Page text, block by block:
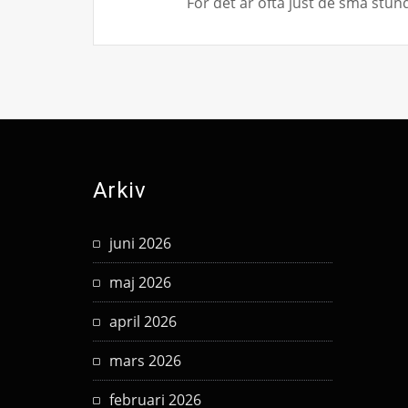
Arkiv
juni 2026
maj 2026
april 2026
mars 2026
februari 2026